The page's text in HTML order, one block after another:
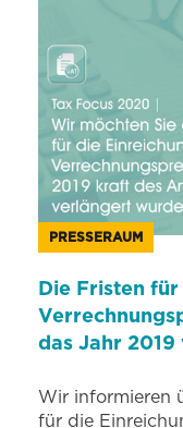
PRESSERAUM
Die Fristen
das Jahr
Wir informieren
für die